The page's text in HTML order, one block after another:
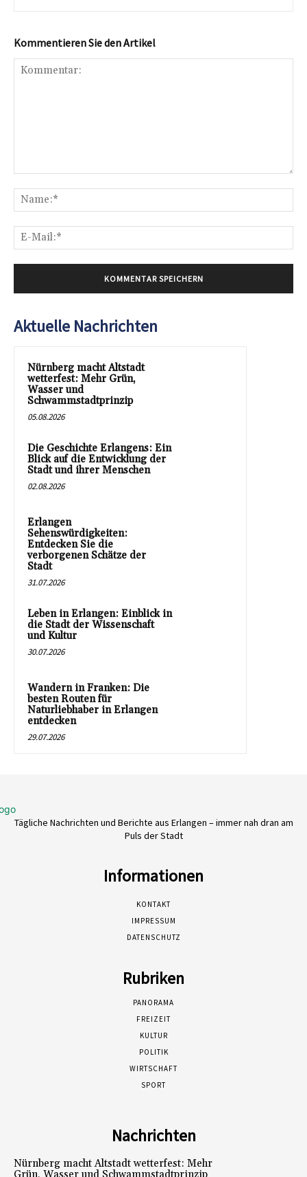
Kommentieren Sie den Artikel
Aktuelle Nachrichten
Nürnberg macht Altstadt
wetterfest: Mehr Grün,
Wasser und
Schwammstadtprinzip
05.08.2026
Die Geschichte Erlangens: Ein
Blick auf die Entwicklung der
Stadt und ihrer Menschen
02.08.2026
Erlangen
Sehenswürdigkeiten:
Entdecken Sie die
verborgenen Schätze der
Stadt
31.07.2026
Leben in Erlangen: Einblick in
die Stadt der Wissenschaft
und Kultur
30.07.2026
Wandern in Franken: Die
besten Routen für
Naturliebhaber in Erlangen
entdecken
29.07.2026
Tägliche Nachrichten und Berichte aus Erlangen – immer nah dran am
Puls der Stadt
Informationen
KONTAKT
IMPRESSUM
DATENSCHUTZ
Rubriken
PANORAMA
FREIZEIT
KULTUR
POLITIK
WIRTSCHAFT
SPORT
Nachrichten
Nürnberg macht Altstadt wetterfest: Mehr
Grün, Wasser und Schwammstadtprinzip